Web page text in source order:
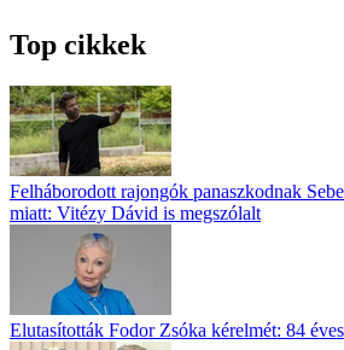
Top cikkek
Felháborodott rajongók panaszkodnak
miatt: Vitézy Dávid is megszólalt
Elutasították Fodor Zsóka kérelmét: 84